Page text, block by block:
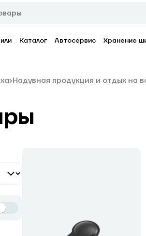
Каталог Автосервис Хранение
Надувная продукция и отдых на